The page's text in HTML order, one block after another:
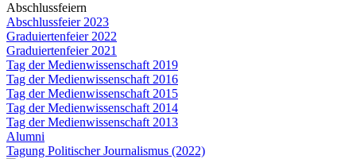
Abschlussfeiern
Abschlussfeier 2023
Graduiertenfeier 2022
Graduiertenfeier 2021
Tag der Medienwissenschaft 2019
Tag der Medienwissenschaft 2016
Tag der Medienwissenschaft 2015
Tag der Medienwissenschaft 2014
Tag der Medienwissenschaft 2013
Alumni
Tagung Politischer Journalismus (2022)